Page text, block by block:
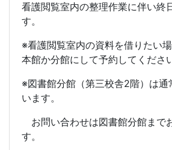
看護閲覧室内の整理作業に伴い終
す。
※看護閲覧室内の資料を借りたい
本館か分館にして予約してください
※図書館分館（第三校舎2階）は通
います。
お問い合わせは図書館分館まで
す。